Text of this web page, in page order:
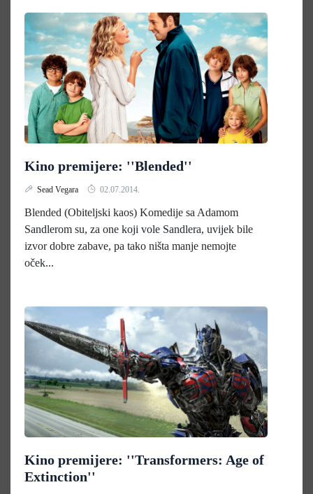
Kino premijere: ''Blended''
Sead Vegara 02.07.2014.
Blended (Obiteljski kaos) Komedije sa Adamom
Sandlerom su, za one koji vole Sandlera, uvijek bile
izvor dobre zabave, pa tako ništa manje nemojte
oček...
Kino premijere: ''Transformers: Age of
Extinction''